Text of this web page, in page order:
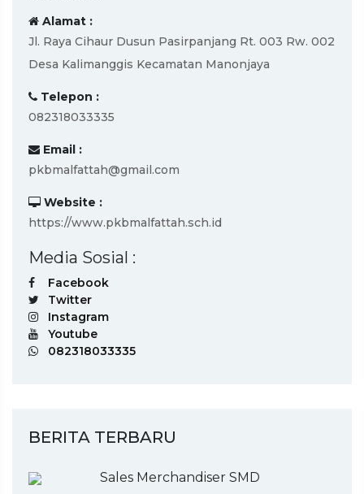
Alamat :
Jl. Raya Cihaur Dusun Pasirpanjang Rt. 003 Rw. 002
Desa Kalimanggis Kecamatan Manonjaya
Telepon :
082318033335
Email :
pkbmalfattah@gmail.com
Website :
https://www.pkbmalfattah.sch.id
Media Sosial :
Facebook
Twitter
Instagram
Youtube
082318033335
BERITA TERBARU
Sales Merchandiser SMD